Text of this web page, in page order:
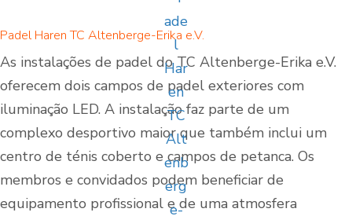
Padel Haren TC Altenberge-Erika e.V.
As instalações de padel do TC Altenberge-Erika e.V.
oferecem dois campos de padel exteriores com
iluminação LED. A instalação faz parte de um
complexo desportivo maior que também inclui um
centro de ténis coberto e campos de petanca. Os
membros e convidados podem beneficiar de
equipamento profissional e de uma atmosfera